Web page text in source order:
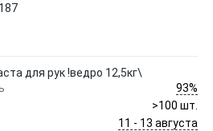
для рук !ведро 12,5кг\
93%
>100 шт.
11 - 13 августа